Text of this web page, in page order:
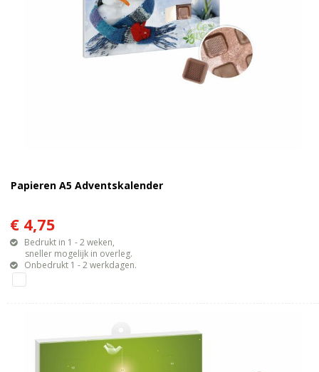
Papieren A5 Adventskalender
€ 4,75
Bedrukt in 1 - 2 weken,
sneller mogelijk in overleg.
Onbedrukt 1 - 2 werkdagen.